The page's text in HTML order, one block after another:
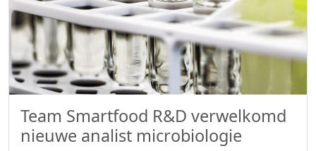
Team Smartfood R&D verwelkomd
nieuwe analist microbiologie